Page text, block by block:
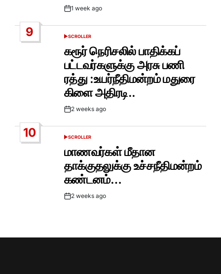
Post1 week ago
9
POSTED
SCROLLER
கரூர் நெரிசலில் பாதிக்கப்
பட்டவர்களுக்கு அரசு பணி
ரத்து :உயர்நீதிமன்றம் மதுரை
கிளை அதிரடி..
Post2 weeks ago
10
POSTED
SCROLLER
மாணவர்கள் மீதான
தாக்குதலுக்கு உச்சநீதிமன்றம்
கண்டனம்…
Post2 weeks ago